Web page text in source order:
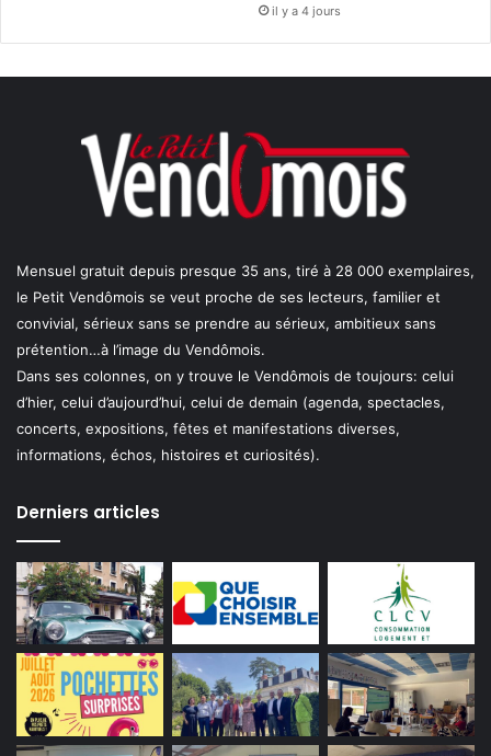
il y a 4 jours
Mensuel gratuit depuis presque 35 ans, tiré à 28 000 exemplaires,
le Petit Vendômois se veut proche de ses lecteurs, familier et
convivial, sérieux sans se prendre au sérieux, ambitieux sans
prétention…à l’image du Vendômois.
Dans ses colonnes, on y trouve le Vendômois de toujours: celui
d’hier, celui d’aujourd’hui, celui de demain (agenda, spectacles,
concerts, expositions, fêtes et manifestations diverses,
informations, échos, histoires et curiosités).
Derniers articles